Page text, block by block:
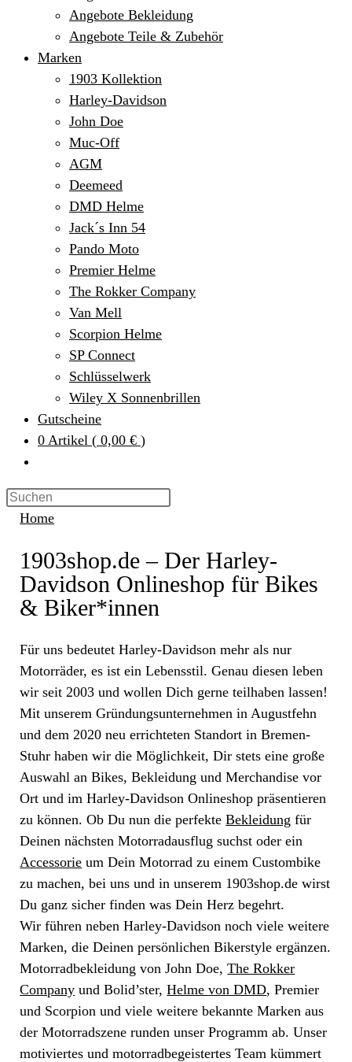
Angebote Bekleidung
Angebote Teile & Zubehör
Marken
1903 Kollektion
Harley-Davidson
John Doe
Muc-Off
AGM
Deemeed
DMD Helme
Jack´s Inn 54
Pando Moto
Premier Helme
The Rokker Company
Van Mell
Scorpion Helme
SP Connect
Schlüsselwerk
Wiley X Sonnenbrillen
Gutscheine
0 Artikel ( 0,00 € )
Home
1903shop.de – Der Harley-
Davidson Onlineshop für Bikes
& Biker*innen
Für uns bedeutet Harley-Davidson mehr als nur
Motorräder, es ist ein Lebensstil. Genau diesen leben
wir seit 2003 und wollen Dich gerne teilhaben lassen!
Mit unserem Gründungsunternehmen in Augustfehn
und dem 2020 neu errichteten Standort in Bremen-
Stuhr haben wir die Möglichkeit, Dir stets eine große
Auswahl an Bikes, Bekleidung und Merchandise vor
Ort und im Harley-Davidson Onlineshop präsentieren
zu können. Ob Du nun die perfekteBekleidung für
Deinen nächsten Motorradausflug suchst oder ein
Accessorie um Dein Motorrad zu einem Custombike
zu machen, bei uns und in unserem 1903shop.de wirst
Du ganz sicher finden was Dein Herz begehrt.
Wir führen neben Harley-Davidson noch viele weitere
Marken, die Deinen persönlichen Bikerstyle ergänzen.
Motorradbekleidung von John Doe,The Rokker
Company und Bolid’ster,Helme von DMD, Premier
und Scorpion und viele weitere bekannte Marken aus
der Motorradszene runden unser Programm ab. Unser
motiviertes und motorradbegeistertes Team kümmert